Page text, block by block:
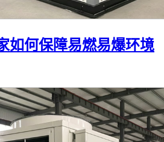
如何保障易燃易爆环境